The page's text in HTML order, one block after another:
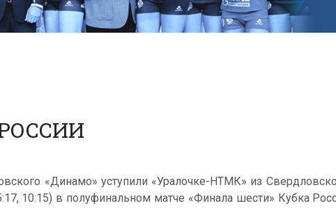
«Динамо» уступили «Уралочке-НТМК» из
10:15) в полуфинальном матче «Финала шести» Кубка